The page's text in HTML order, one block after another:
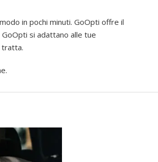
in pochi minuti. GoOpti offre il
si adattano alle tue
tratta.